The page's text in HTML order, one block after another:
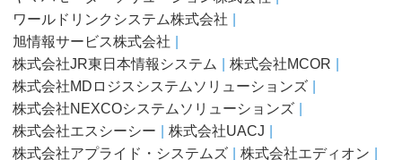
ワールドリンクシステム株式会社
旭情報サービス株式会社
株式会社JR東日本情報システム
株式会社MCOR
株式会社MDロジスシステムソリューションズ
株式会社NEXCOシステムソリューションズ
株式会社エスシーシー
株式会社UACJ
株式会社アプライド・システムズ
株式会社エディオン